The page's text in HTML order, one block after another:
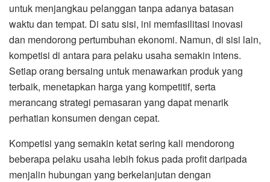
untuk menjangkau pelanggan tanpa adanya batasan
waktu dan tempat. Di satu sisi, ini memfasilitasi inovasi
dan mendorong pertumbuhan ekonomi. Namun, di sisi lain,
kompetisi di antara para pelaku usaha semakin intens.
Setiap orang bersaing untuk menawarkan produk yang
terbaik, menetapkan harga yang kompetitif, serta
merancang strategi pemasaran yang dapat menarik
perhatian konsumen dengan cepat.
Kompetisi yang semakin ketat sering kali mendorong
beberapa pelaku usaha lebih fokus pada profit daripada
menjalin hubungan yang berkelanjutan dengan